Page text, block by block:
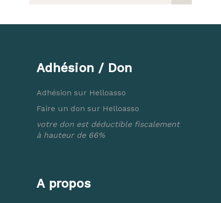
Adhésion / Don
Adhésion sur Helloasso
Faire un don sur Helloasso
votre don est déductible fiscalement
à hauteur de 66%
A propos